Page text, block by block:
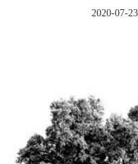
2020-07-